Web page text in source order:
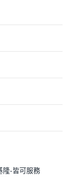
隆-皆可服務